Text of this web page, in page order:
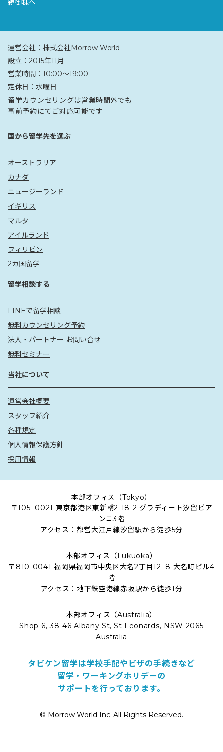
親御様へ
運営会社： 株式会社Morrow World
設立： 2015年11月
営業時間： 10:00〜19:00
定休日： 水曜日
留学カウンセリングは営業時間外でも
事前予約にてご対応可能です
国から留学先を選ぶ
オーストラリア
カナダ
ニュージーランド
イギリス
マルタ
アイルランド
フィリピン
2カ国留学
留学相談する
LINEで留学相談
無料カウンセリング予約
法人・パートナー お問い合せ
無料セミナー
当社について
運営会社概要
スタッフ紹介
各種規定
個人情報保護方針
採用情報
本部オフィス（Tokyo）
〒105−0021 東京都港区東新橋2-18-2 グラディート汐留ビア
ンコ3階
アクセス：都営大江戸線汐留駅から徒歩5分
本部オフィス（Fukuoka）
〒810-0041 福岡県福岡市中央区大名2丁目12−8 大名町ビル4
階
アクセス：地下鉄空港線赤坂駅から徒歩1分
本部オフィス（Australia）
Shop 6, 38-46 Albany St, St Leonards, NSW 2065
Australia
タビケン留学は学校手配やビザの手続きなど
留学・ワーキングホリデーの
サポートを行っております。
© Morrow World Inc. All Rights Reserved.